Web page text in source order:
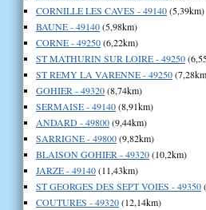
CORNILLE LES CAVES - 49140(5,39km)
BAUNE - 49140(5,98km)
CORNE - 49250(6,22km)
ST MATHURIN SUR LOIRE - 49250
ST REMY LA VARENNE - 49250
GOHIER - 49320(8,74km)
SERMAISE - 49140(8,91km)
ANDARD - 49800(9,44km)
SARRIGNE - 49800(9,82km)
BLAISON GOHIER - 49320(10,2km)
JARZE - 49140(11,43km)
ST GEORGES DES SEPT VOIES - 49350
COUTURES - 49320(12,14km)